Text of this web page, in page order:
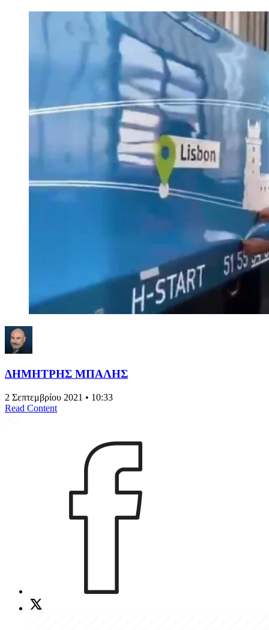
ΔΗΜΗΤΡΗΣ ΜΠΑΛΗΣ
2 Σεπτεμβρίου 2021 • 10:33
Read Content